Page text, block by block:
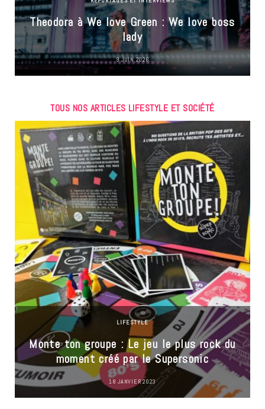
Theodora à We love Green : We love boss
lady
9 JUIN 2026
TOUS NOS ARTICLES LIFESTYLE ET SOCIÉTÉ
LIFESTYLE
Monte ton groupe : Le jeu le plus rock du
moment créé par le Supersonic
18 JANVIER 2023